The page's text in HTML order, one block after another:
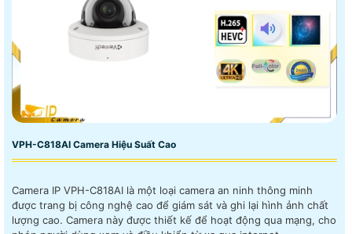
VPH-C818AI Camera Hiệu Suất Cao
Camera IP VPH-C818AI là một loại camera an ninh thông minh
được trang bị công nghệ cao để giám sát và ghi lại hình ảnh chất
lượng cao. Camera này được thiết kế để hoạt động qua mạng, cho